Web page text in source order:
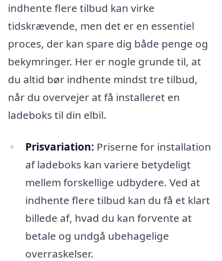
indhente flere tilbud kan virke
tidskrævende, men det er en essentiel
proces, der kan spare dig både penge og
bekymringer. Her er nogle grunde til, at
du altid bør indhente mindst tre tilbud,
når du overvejer at få installeret en
ladeboks til din elbil.
Prisvariation: Priserne for installation
af ladeboks kan variere betydeligt
mellem forskellige udbydere. Ved at
indhente flere tilbud kan du få et klart
billede af, hvad du kan forvente at
betale og undgå ubehagelige
overraskelser.